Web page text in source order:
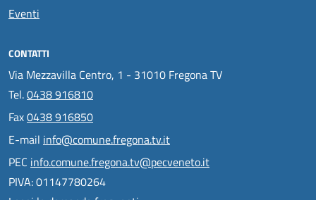
Eventi
CONTATTI
Via Mezzavilla Centro, 1 - 31010 Fregona TV
Tel.0438 916810
Fax0438 916850
E-mail info@comune.fregona.tv.it
PEC info.comune.fregona.tv@pecveneto.it
PIVA: 01147780264